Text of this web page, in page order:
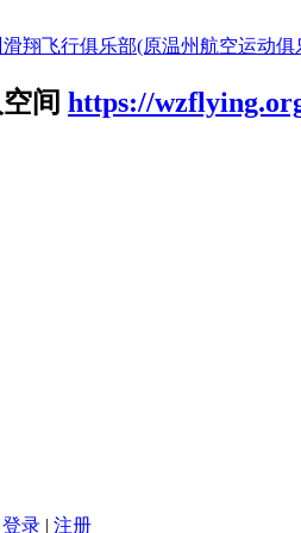
翔飞行俱乐部(原温州航空运动俱
间 https://
登录 | 注册